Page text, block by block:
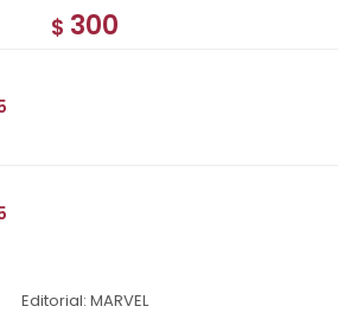
$ 300
Editorial: MARVEL